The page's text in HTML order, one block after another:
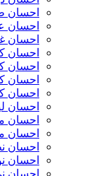
احسان
احسان
احسان
احسان
احسان
احسان
احسان
احسان
احسان
احسان
احسان
احسان
احسان